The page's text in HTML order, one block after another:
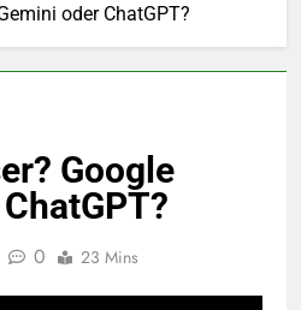
oder ChatGPT?
Google
0 23 Mins